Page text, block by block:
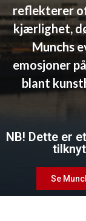
reflekterer
kjærlighet,
Munchs
emosjoner
blant
NB! Dette er
Se